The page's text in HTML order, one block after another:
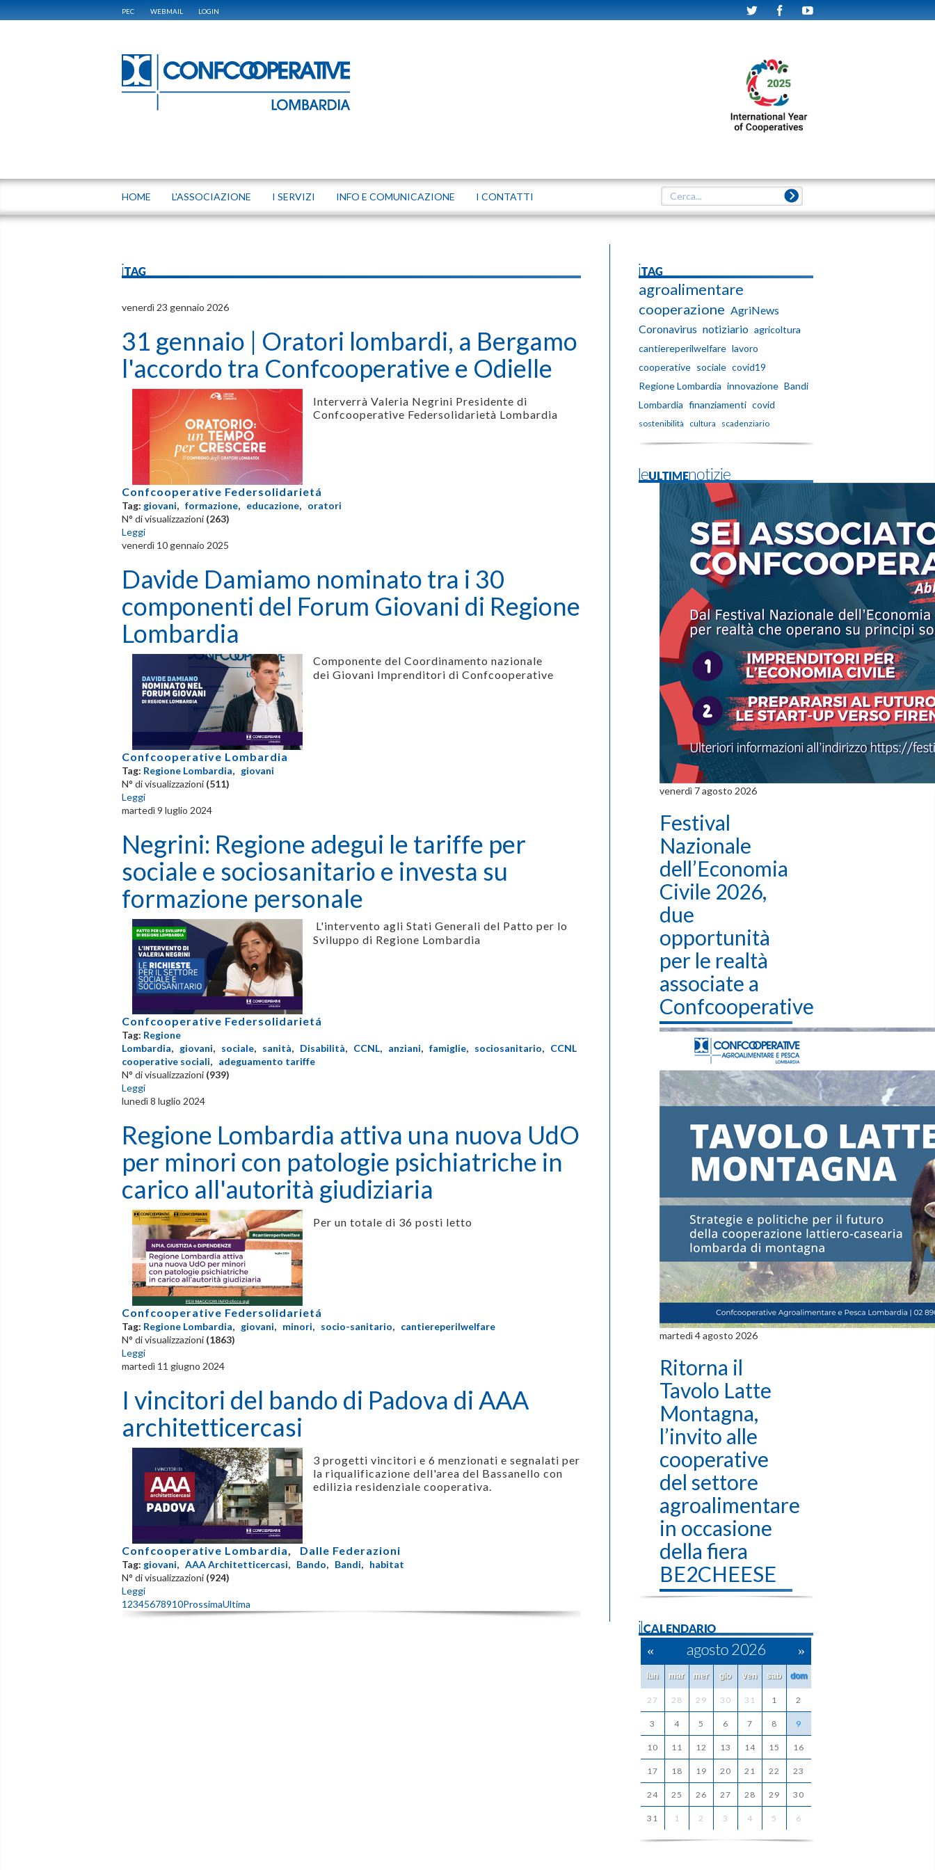
PEC WEBMAIL LOGIN
HOME L'ASSOCIAZIONE I SERVIZI INFO E COMUNICAZIONE I CONTATTI
iTAG
venerdì 23 gennaio 2026
31 gennaio | Oratori lombardi, a Bergamo
l'accordo tra Confcooperative e Odielle
Interverrà Valeria Negrini Presidente di
Confcooperative Federsolidarietà Lombardia
Confcooperative Federsolidarietá
Tag: giovani, formazione, educazione, oratori
N° di visualizzazioni (263)
Leggi
venerdì 10 gennaio 2025
Davide Damiamo nominato tra i 30
componenti del Forum Giovani di Regione
Lombardia
Componente del Coordinamento nazionale
dei Giovani Imprenditori di Confcooperative
Confcooperative Lombardia
Tag: Regione Lombardia, giovani
N° di visualizzazioni (511)
Leggi
martedì 9 luglio 2024
Negrini: Regione adegui le tariffe per
sociale e sociosanitario e investa su
formazione personale
L'intervento agli Stati Generali del Patto per lo
Sviluppo di Regione Lombardia
Confcooperative Federsolidarietá
Tag: Regione
Lombardia, giovani, sociale, sanità, Disabilità, CCNL, anziani, famiglie, sociosanitario, CCNL
cooperative sociali, adeguamento tariffe
N° di visualizzazioni (939)
Leggi
lunedì 8 luglio 2024
Regione Lombardia attiva una nuova UdO
per minori con patologie psichiatriche in
carico all'autorità giudiziaria
Per un totale di 36 posti letto
Confcooperative Federsolidarietá
Tag: Regione Lombardia, giovani, minori, socio-sanitario, cantiereperilwelfare
N° di visualizzazioni (1863)
Leggi
martedì 11 giugno 2024
I vincitori del bando di Padova di AAA
architetticercasi
3 progetti vincitori e 6 menzionati e segnalati per
la riqualificazione dell'area del Bassanello con
edilizia residenziale cooperativa.
Confcooperative Lombardia, Dalle Federazioni
Tag: giovani, AAA Architetticercasi, Bando, Bandi, habitat
N° di visualizzazioni (924)
Leggi
1 2345678910ProssimaUltima
iTAG
agroalimentare
cooperazione AgriNews
Coronavirus notiziario agricoltura
cantiereperilwelfare lavoro
cooperative sociale covid19
Regione Lombardia innovazione Bandi
Lombardia finanziamenti covid
sostenibilità cultura scadenziario
leULTIMEnotizie
venerdì 7 agosto 2026
Festival
Nazionale
dell’Economia
Civile 2026,
due
opportunità
per le realtà
associate a
Confcooperative
martedì 4 agosto 2026
Ritorna il
Tavolo Latte
Montagna,
l’invito alle
cooperative
del settore
agroalimentare
in occasione
della fiera
BE2CHEESE
ilCALENDARIO
« agosto 2026 »
lun mar mer gio ven sab dom
27 28 29 30 31 1 2
3 4 5 6 7 8 9
10 11 12 13 14 15 16
17 18 19 20 21 22 23
24 25 26 27 28 29 30
31 1 2 3 4 5 6